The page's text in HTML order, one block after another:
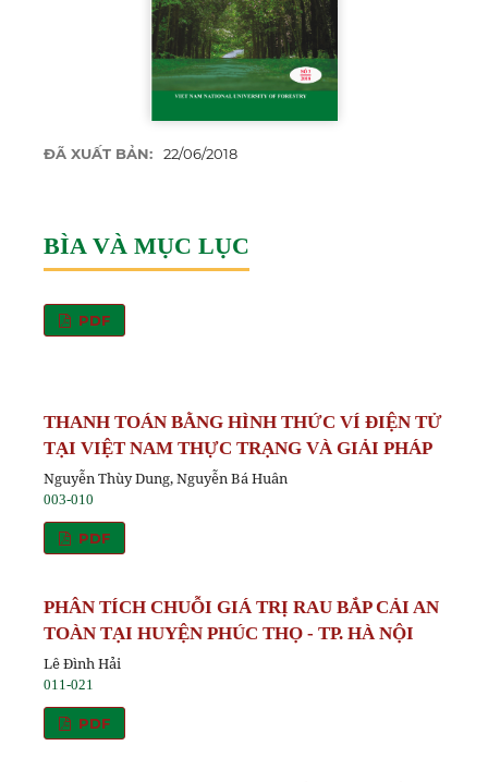
ĐÃ XUẤT BẢN: 22/06/2018
BÌA VÀ MỤC LỤC
PDF
THANH TOÁN BẰNG HÌNH THỨC VÍ ĐIỆN TỬ
TẠI VIỆT NAM THỰC TRẠNG VÀ GIẢI PHÁP
Nguyễn Thùy Dung, Nguyễn Bá Huân
003-010
PDF
PHÂN TÍCH CHUỖI GIÁ TRỊ RAU BẮP CẢI AN
TOÀN TẠI HUYỆN PHÚC THỌ - TP. HÀ NỘI
Lê Đình Hải
011-021
PDF